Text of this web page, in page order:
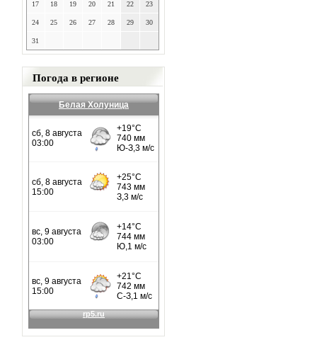
17 18 19 20 21 22 23
24 25 26 27 28 29 30
31
Погода в регионе
Белая Холуница